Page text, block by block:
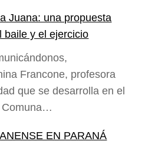
Juana: una propuesta
baile y el ejercicio
Francone, profesora
que se desarrolla en el
Comuna…
EN PARANÁ